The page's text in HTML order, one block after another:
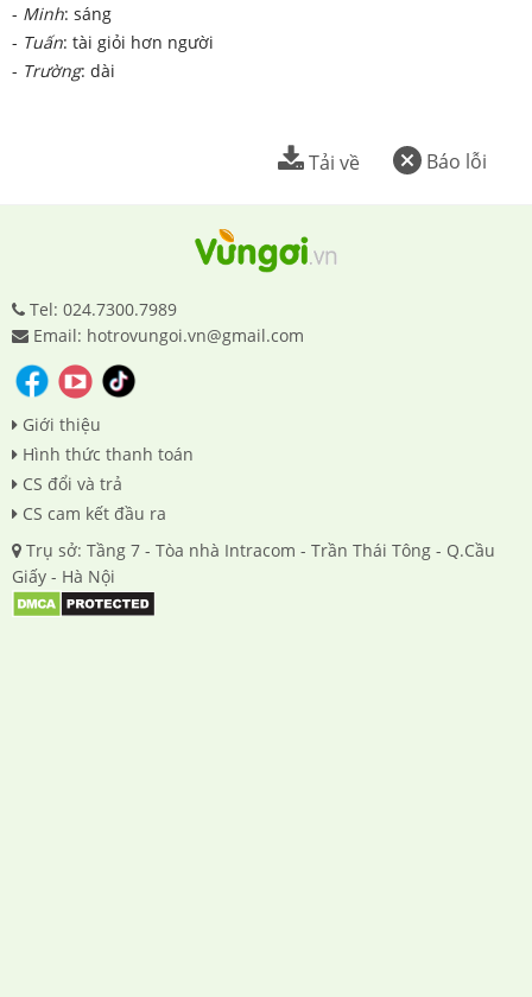
- Minh: sáng
- Tuấn: tài giỏi hơn người
- Trường: dài
Báo lỗi
Tải về
Tel: 024.7300.7989
Email: hotrovungoi.vn@gmail.com
Giới thiệu
Hình thức thanh toán
CS đổi và trả
CS cam kết đầu ra
Trụ sở: Tầng 7 - Tòa nhà Intracom - Trần Thái Tông - Q.Cầu
Giấy - Hà Nội